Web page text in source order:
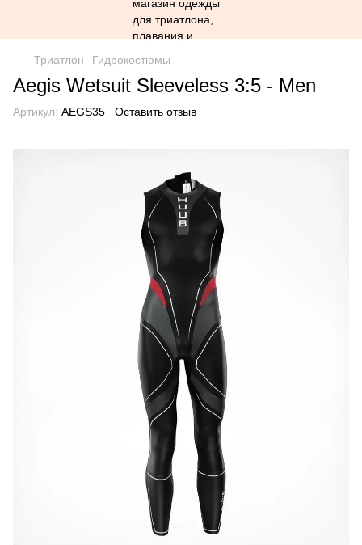
Триатлон Гидрокостюмы
Aegis Wetsuit Sleeveless 3:5 - Men
Артикул: AEGS35 Оставить отзыв